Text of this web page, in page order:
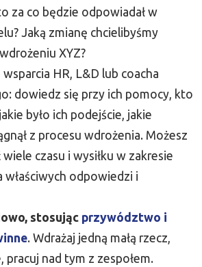
za co będzie odpowiadał w
Jaką zmianę chcielibyśmy
XYZ?
HR, L&D lub coacha
dowiedz się przy ich pomocy, kto
było ich podejście, jakie
z procesu wdrożenia. Możesz
czasu i wysiłku w zakresie
właściwych odpowiedzi i
stosując przywództwo i
. Wdrażaj jedną małą rzecz,
pracuj nad tym z zespołem.